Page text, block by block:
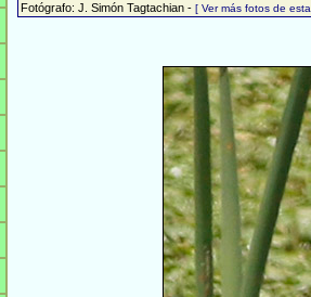
Fotógrafo: J. Simón Tagtachian - [ Ver más fotos de